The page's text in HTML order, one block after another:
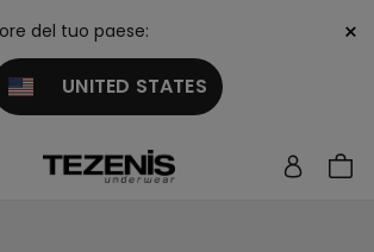
del tuo paese:
UNITED STATES
×